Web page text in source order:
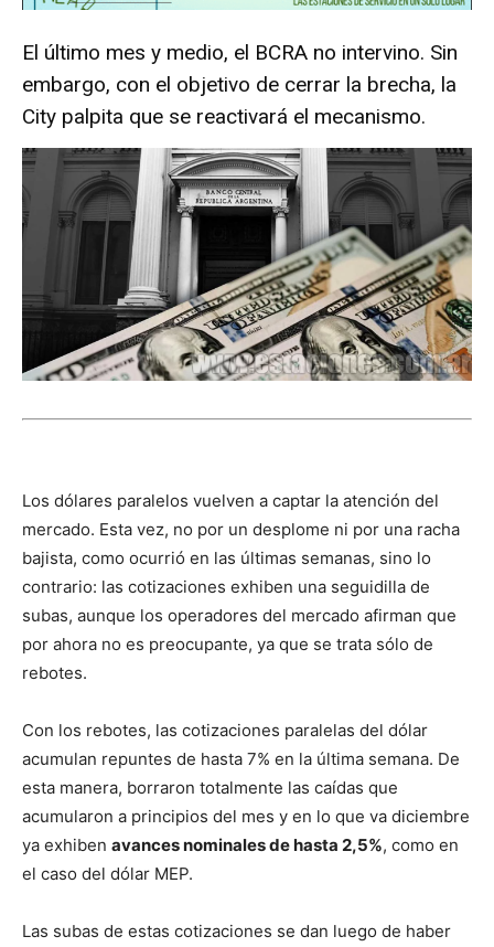
El último mes y medio, el BCRA no intervino. Sin
embargo, con el objetivo de cerrar la brecha, la
City palpita que se reactivará el mecanismo.
Los dólares paralelos vuelven a captar la atención del
mercado. Esta vez, no por un desplome ni por una racha
bajista, como ocurrió en las últimas semanas, sino lo
contrario: las cotizaciones exhiben una seguidilla de
subas, aunque los operadores del mercado afirman que
por ahora no es preocupante, ya que se trata sólo de
rebotes.
Con los rebotes, las cotizaciones paralelas del dólar
acumulan repuntes de hasta 7% en la última semana. De
esta manera, borraron totalmente las caídas que
acumularon a principios del mes y en lo que va diciembre
ya exhiben avances nominales de hasta 2,5%, como en
el caso del dólar MEP.
Las subas de estas cotizaciones se dan luego de haber